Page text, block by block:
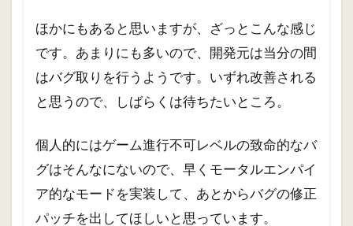
ほかにもあると思いますが、ざっとこんな感じ
です。あまりにも多いので、開発元は当分の間
はバグ取りを行うようです。いずれ改善される
と思うので、しばらくは待ちたいところ。
個人的にはゲーム進行不可レベルの致命的なバ
グはそんなにないので、早くモータルエンパイ
ア的なモードを実装して、あとからバグの修正
パッチを出してほしいと思っています。